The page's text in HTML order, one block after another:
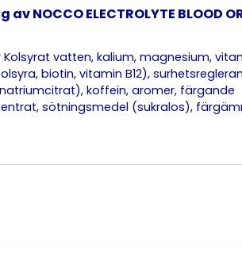
NOCCO ELECTROLYTE BLOOD
Kolsyrat vatten, kalium, magnesium,
biotin, vitamin B12),
koffein, aromer, färgande
sötningsmedel (sukralos),